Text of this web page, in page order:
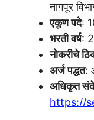
नागपूर
एकूण पदे:
भरती वर्ष:
नोकरीचे
अर्ज पद्धत:
अधिकृत
https://